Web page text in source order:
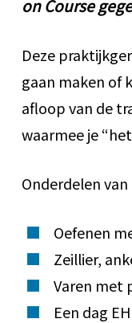
on Course
Deze
gaan maken of
afloop van de
waarmee je
Onderdelen
Oefenen
Zeillier,
Varen met
Een dag